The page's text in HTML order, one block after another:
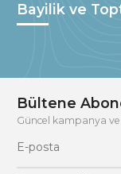
Bayilik ve
Bültene
Güncel kampanya